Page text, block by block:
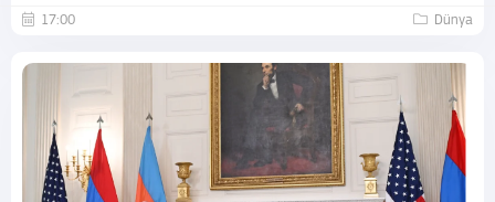
17:00 Dünya